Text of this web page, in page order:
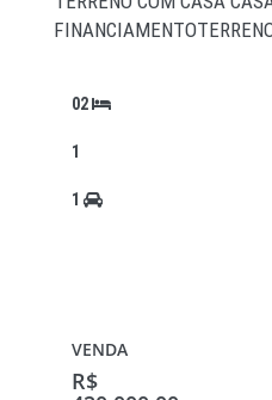
02
1
1
VENDA
R$